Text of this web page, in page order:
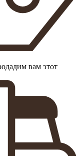
вам этот